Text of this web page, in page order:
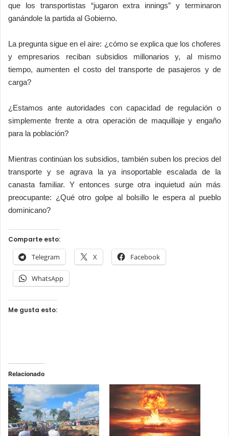
que los transportistas “jugaron extra innings” y terminaron
ganándole la partida al Gobierno.
La pregunta sigue en el aire: ¿cómo se explica que los choferes
y empresarios reciban subsidios millonarios y, al mismo
tiempo, aumenten el costo del transporte de pasajeros y de
carga?
¿Estamos ante autoridades con capacidad de regulación o
simplemente frente a otra operación de maquillaje y engaño
para la población?
Mientras continúan los subsidios, también suben los precios del
transporte y se agrava la ya insoportable escalada de la
canasta familiar. Y entonces surge otra inquietud aún más
preocupante: ¿Qué otro golpe al bolsillo le espera al pueblo
dominicano?
Comparte esto:
Telegram X Facebook
WhatsApp
Me gusta esto:
Relacionado